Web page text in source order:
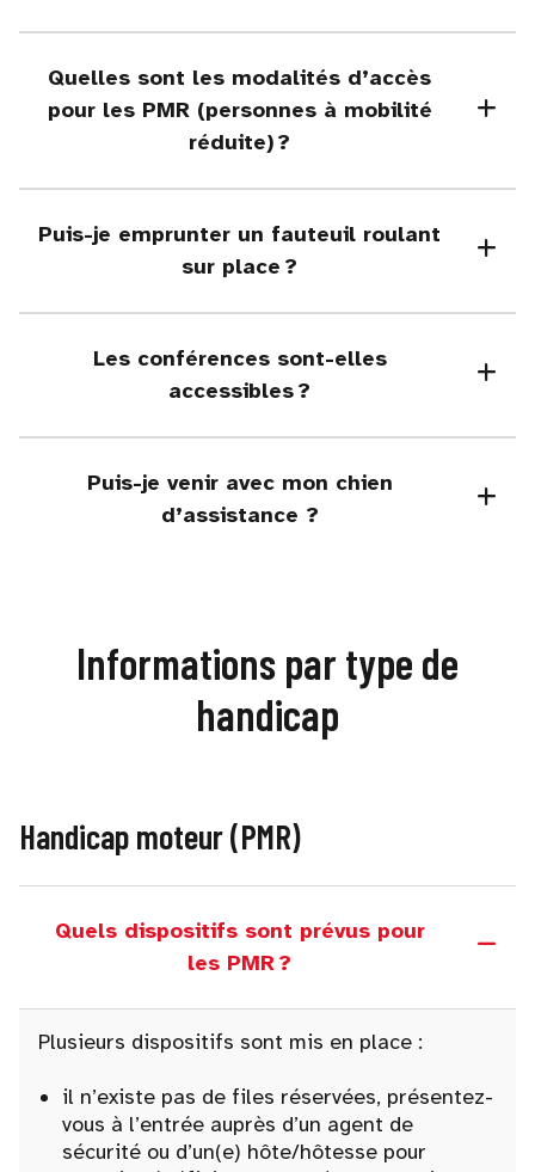
Quelles sont les modalités d’accès
pour les PMR (personnes à mobilité
réduite) ?
Puis-je emprunter un fauteuil roulant
sur place ?
Les conférences sont-elles
accessibles ?
Puis-je venir avec mon chien
d’assistance ?
Informations par type de
handicap
Handicap moteur (PMR)
Quels dispositifs sont prévus pour
les PMR ?
Plusieurs dispositifs sont mis en place :
il n’existe pas de files réservées, présentez-
vous à l’entrée auprès d’un agent de
sécurité ou d’un(e) hôte/hôtesse pour